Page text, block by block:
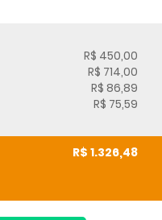
R$ 450,00
R$ 714,00
R$ 86,89
R$ 75,59
R$ 1.326,48